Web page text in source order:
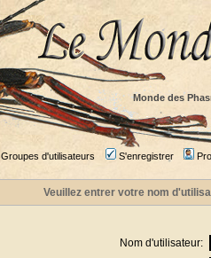
Monde des
Groupes d'utilisateurs S'enregistrer
Veuillez entrer votre nom
Nom d'utilisateur: